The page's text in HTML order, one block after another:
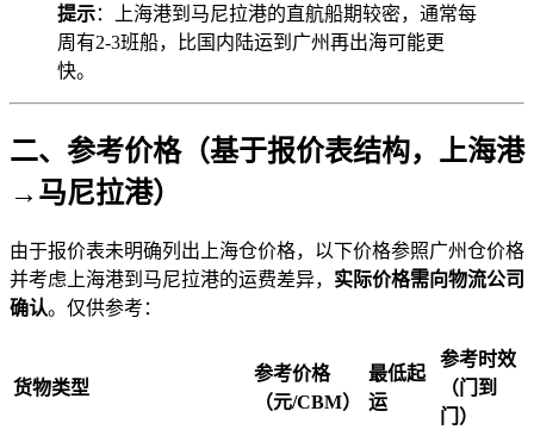
提示：上海港到马尼拉港的直航船期较密，通常每
周有2-3班船，比国内陆运到广州再出海可能更
快。
二、参考价格（基于报价表结构，上海港
→马尼拉港）
由于报价表未明确列出上海仓价格，以下价格参照广州仓价格
并考虑上海港到马尼拉港的运费差异， 实际价格需向物流公司
确认。仅供参考：
货物类型
参考价格
（元/CBM）
最低起
运
参考时效
（门到
门）